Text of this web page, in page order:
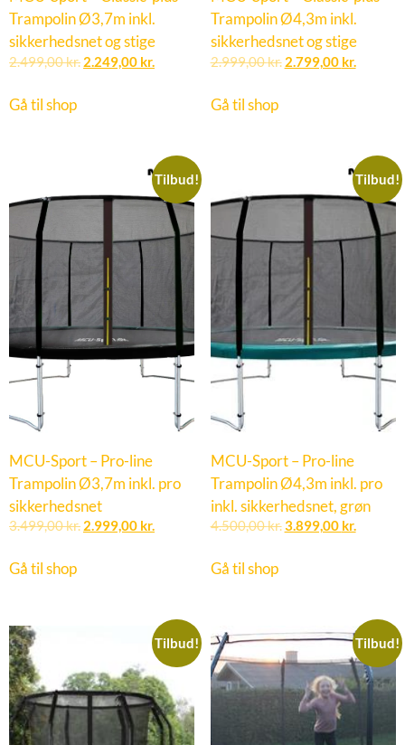
Trampolin Ø3,7m inkl.
sikkerhedsnet og stige
2.499,00kr. 2.249,00 kr.
Gå til shop
Trampolin Ø4,3m inkl.
sikkerhedsnet og stige
2.999,00kr. 2.799,00 kr.
Gå til shop
Tilbud!
MCU-Sport – Pro-line
Trampolin Ø3,7m inkl. pro
sikkerhedsnet
3.499,00kr. 2.999,00 kr.
Gå til shop
Tilbud!
MCU-Sport – Pro-line
Trampolin Ø4,3m inkl. pro
inkl. sikkerhedsnet, grøn
4.500,00kr. 3.899,00 kr.
Gå til shop
Tilbud! Tilbud!